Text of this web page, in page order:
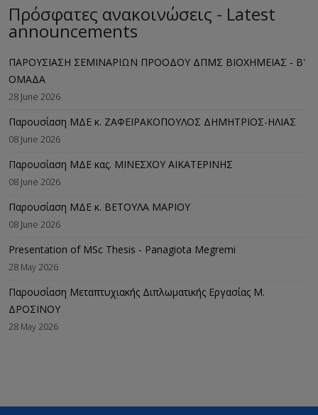
Πρόσφατες ανακοινώσεις - Latest
announcements
ΠΑΡΟΥΣΙΑΣΗ ΣΕΜΙΝΑΡΙΩΝ ΠΡΟΟΔΟΥ ΔΠΜΣ ΒΙΟΧΗΜΕΙΑΣ - B'
ΟΜΑΔΑ
28 June 2026
Παρουσίαση ΜΔΕ κ. ΖΑΦΕΙΡΑΚΟΠΟΥΛΟΣ ΔΗΜΗΤΡΙΟΣ-ΗΛΙΑΣ
08 June 2026
Παρουσίαση ΜΔΕ κας. ΜΙΝΕΣΧΟΥ ΑΙΚΑΤΕΡΙΝΗΣ
08 June 2026
Παρουσίαση ΜΔΕ κ. ΒΕΤΟΥΛΑ ΜΑΡΙΟΥ
08 June 2026
Presentation of MSc Thesis - Panagiota Megremi
28 May 2026
Παρουσίαση Μεταπτυχιακής Διπλωματικής Εργασίας M.
ΔΡΟΣΙΝΟΥ
28 May 2026